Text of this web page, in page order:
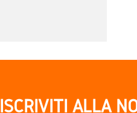
ISCRIVITI ALLA